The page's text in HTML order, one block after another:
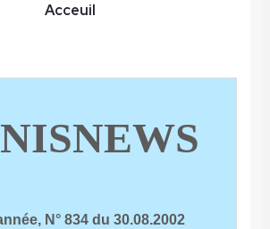
Acceuil
N° 834 du 30.08.2002